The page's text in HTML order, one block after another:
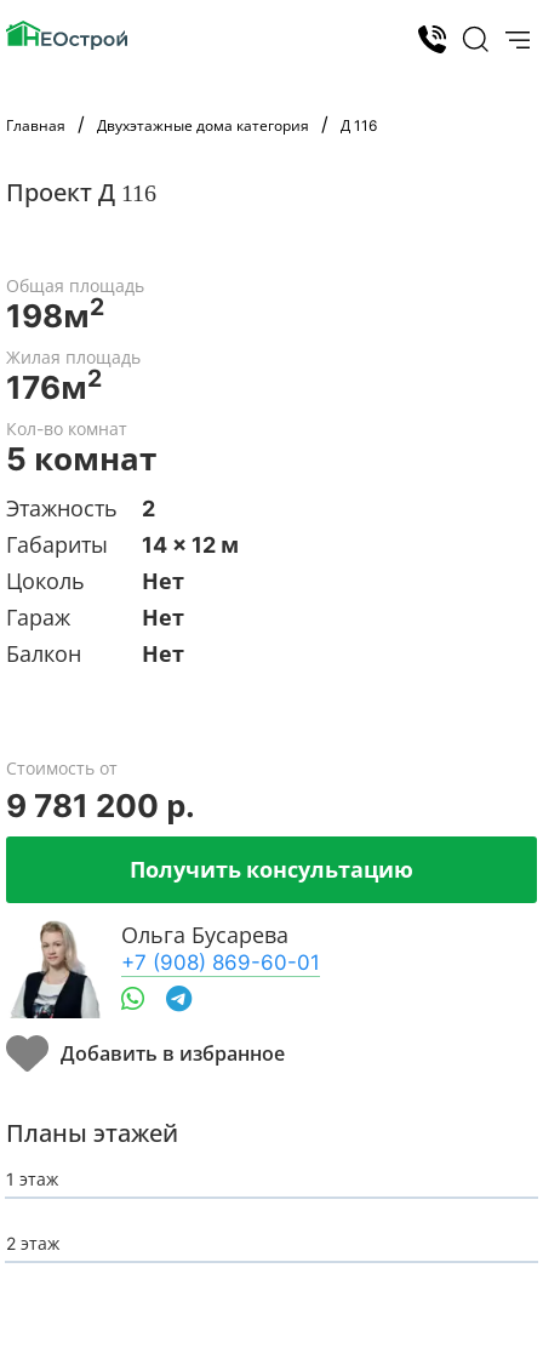
Главная Двухэтажные дома категория Д 116
Проект Д 116
Общая площадь
198м2
Жилая площадь
176м2
Кол-во комнат
5 комнат
Этажность
2
Габариты
14 x 12 м
Цоколь
Нет
Гараж
Нет
Балкон
Нет
Стоимость от
9 781 200 р.
Получить консультацию
Ольга Бусарева
+7 (908) 869-60-01
Планы этажей
1 этаж
2 этаж